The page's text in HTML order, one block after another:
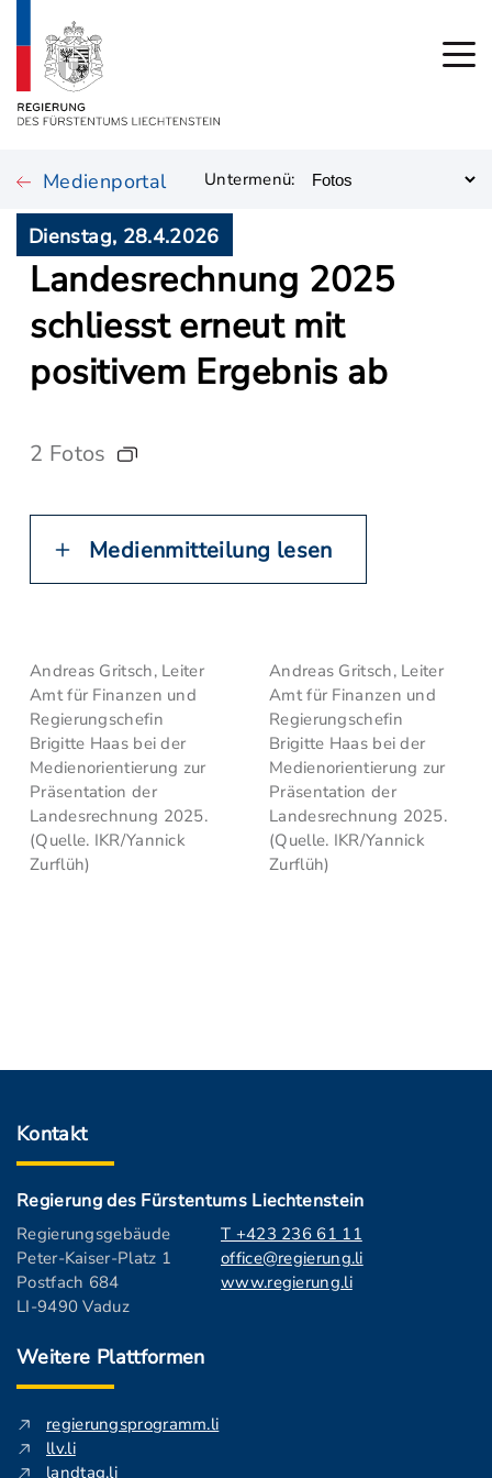
Medienportal Untermenü:
Dienstag, 28.4.2026
Landesrechnung 2025
schliesst erneut mit
positivem Ergebnis ab
2 Fotos
Medienmitteilung lesen
Andreas Gritsch, Leiter
Amt für Finanzen und
Regierungschefin
Brigitte Haas bei der
Medienorientierung zur
Präsentation der
Landesrechnung 2025.
(Quelle. IKR/Yannick
Zurflüh)
Andreas Gritsch, Leiter
Amt für Finanzen und
Regierungschefin
Brigitte Haas bei der
Medienorientierung zur
Präsentation der
Landesrechnung 2025.
(Quelle. IKR/Yannick
Zurflüh)
Kontakt
Regierung des Fürstentums Liechtenstein
Regierungsgebäude
Peter-Kaiser-Platz 1
Postfach 684
LI-9490 Vaduz
T +423 236 61 11
office@regierung.li
www.regierung.li
Weitere Plattformen
regierungsprogramm.li
llv.li
landtag.li